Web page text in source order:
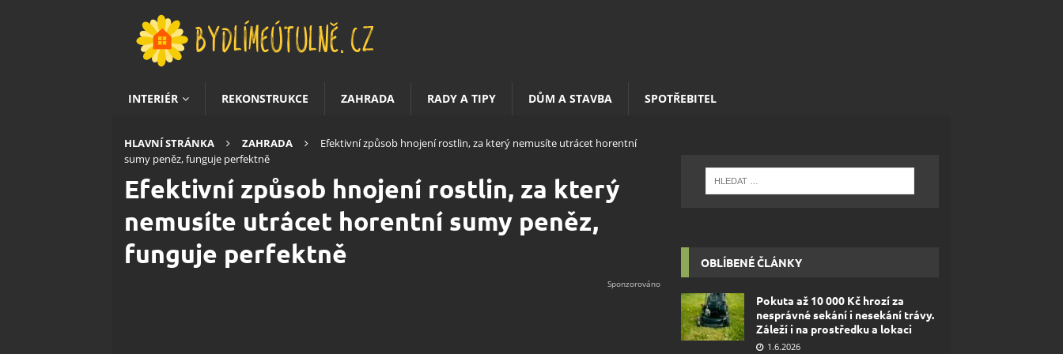
INTERIÉR REKONSTRUKCE ZAHRADA RADY A TIPY DŮM A STAVBA SPOTŘEBITEL
HLAVNÍ STRÁNKA ZAHRADA
Efektivní způsob hnojení rostlin, za který nemusíte utrácet horentní
sumy peněz, funguje perfektně
Efektivní způsob hnojení rostlin, za který
nemusíte utrácet horentní sumy peněz,
funguje perfektně
OBLÍBENÉ ČLÁNKY
Pokuta až 10 000 Kč hrozí za
nesprávné sekání i nesekání trávy.
Záleží i na prostředku a lokaci
1.6.2026